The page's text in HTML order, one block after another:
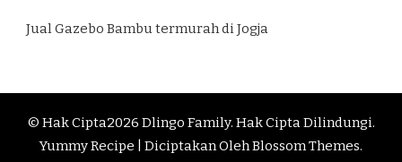
Jual Gazebo Bambu termurah di Jogja
© Hak Cipta2026 Dlingo Family. Hak Cipta Dilindungi.
Yummy Recipe | Diciptakan OlehBlossom Themes.